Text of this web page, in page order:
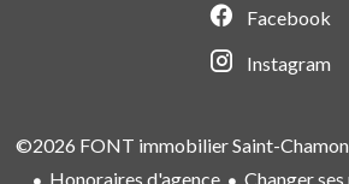
Facebook
Instagram
©2026 FONT immobilier Saint-
Honoraires d'agence
Changer